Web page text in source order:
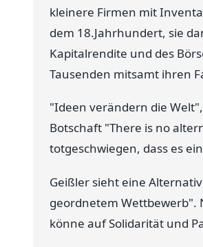
kleinere Firmen mit
dem 18.Jahrhundert, sie
Kapitalrendite und des
Tausenden mitsamt ihren
"Ideen verändern die
Botschaft "There is no
totgeschwiegen, dass es
Geißler sieht eine
geordnetem Wettbewerb".
könne auf Solidarität und